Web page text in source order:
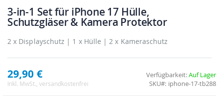
3-in-1 Set für iPhone 17 Hülle,
Schutzgläser & Kamera Protektor
2 x Displayschutz | 1 x Hülle | 2 x Kameraschutz
29,90 €
Inkl. MwSt. , versandkostenfrei
Verfügbarkeit:Auf Lager
SKU
iphone-17-tb288